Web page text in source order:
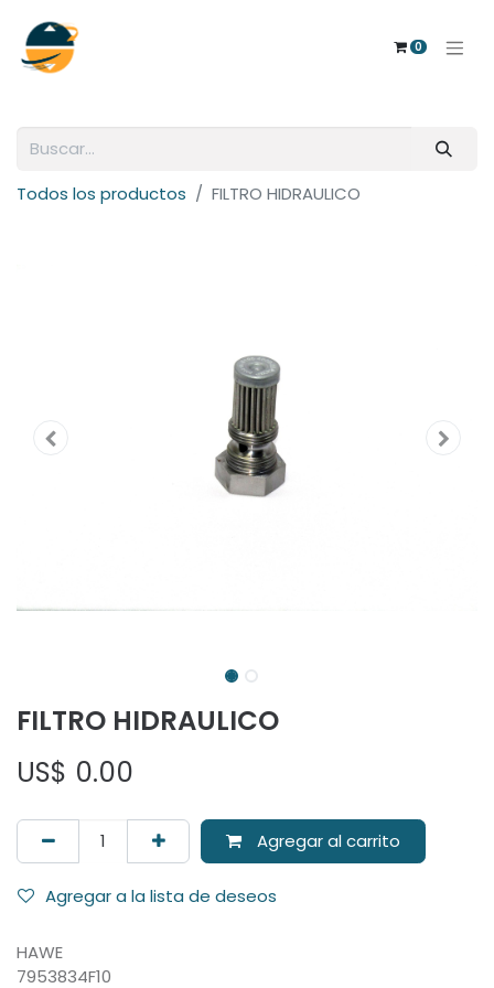
0
Todos los productos FILTRO HIDRAULICO
FILTRO HIDRAULICO
US$ 0.00
Agregar al carrito
Agregar a la lista de deseos
HAWE
7953834F10